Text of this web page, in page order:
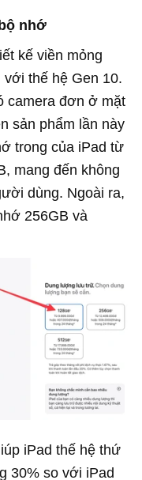
nhớ
kế viền mỏng
thế hệ Gen 10.
camera đơn ở mặt
sản phẩm lần này
trong của iPad từ
mang đến không
dùng. Ngoài ra,
256GB và
iPad thế hệ thứ
30% so với iPad